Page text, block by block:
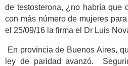
de testosterona, ¿no habría que
con más número de mujeres
el 25/09/16 la firma el Dr Luis
En provincia de Buenos Aires,
ley de paridad avanzó.